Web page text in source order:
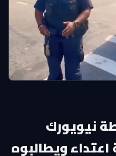
نيويورك
ويطالبوه